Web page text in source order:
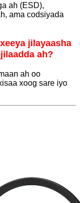
ah (ESD),
ama codsiyada
jilayaasha
ah?
ah oo
xoog sare iyo